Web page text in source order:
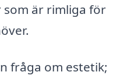
som är rimliga för
fråga om estetik;